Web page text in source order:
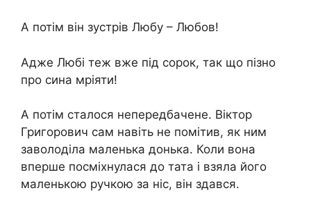
А потім він зустрів Любу – Любов!
Адже Любі теж вже під сорок, так що пізно
про сина мріяти!
А потім сталося непередбачене. Віктор
Григорович сам навіть не помітив, як ним
заволоділа маленька донька. Коли вона
вперше посміхнулася до тата і взяла його
маленькою ручкою за ніс, він здався.